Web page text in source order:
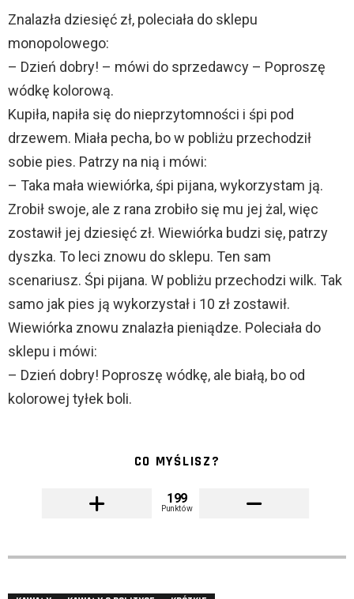
Znalazła dziesięć zł, poleciała do sklepu
monopolowego:
– Dzień dobry! – mówi do sprzedawcy – Poproszę
wódkę kolorową.
Kupiła, napiła się do nieprzytomności i śpi pod
drzewem. Miała pecha, bo w pobliżu przechodził
sobie pies. Patrzy na nią i mówi:
– Taka mała wiewiórka, śpi pijana, wykorzystam ją.
Zrobił swoje, ale z rana zrobiło się mu jej żal, więc
zostawił jej dziesięć zł. Wiewiórka budzi się, patrzy
dyszka. To leci znowu do sklepu. Ten sam
scenariusz. Śpi pijana. W pobliżu przechodzi wilk. Tak
samo jak pies ją wykorzystał i 10 zł zostawił.
Wiewiórka znowu znalazła pieniądze. Poleciała do
sklepu i mówi:
– Dzień dobry! Poproszę wódkę, ale białą, bo od
kolorowej tyłek boli.
CO MYŚLISZ?
199
Punktów